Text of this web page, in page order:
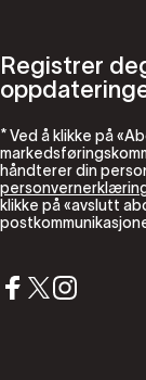
Registrer
* Ved å klikke på
håndterer din
klikke på «avslutt